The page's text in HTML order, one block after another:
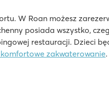
W Roan możesz
posiada wszystko,
restauracji. Dzieci
zakwaterowanie.